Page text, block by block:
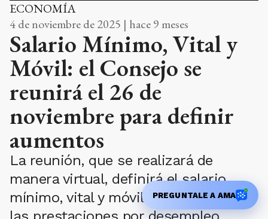
ECONOMÍA
4 de noviembre de 2025 | hace 9 meses
Salario Mínimo, Vital y
Móvil: el Consejo se
reunirá el 26 de
noviembre para definir
aumentos
La reunión, que se realizará de
manera virtual, definirá el salario
mínimo, vital y móvil y los montos de
PREGUNTALE A AMA